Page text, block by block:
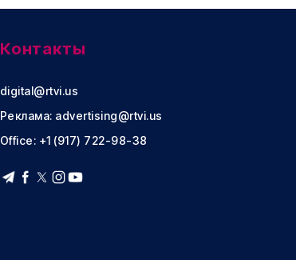
Контакты
digital@rtvi.us
Реклама: advertising@rtvi.us
Office: +1 (917) 722-98-38